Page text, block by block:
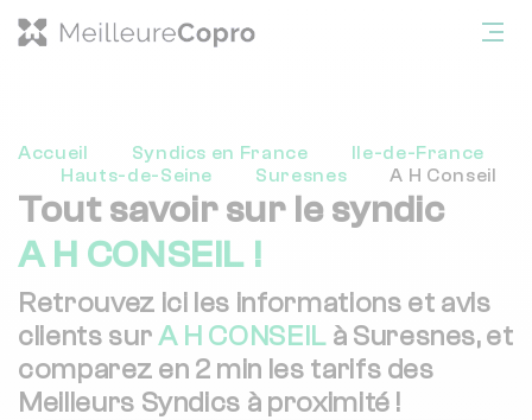
Accueil Syndics en France
Ile-de-France
Hauts-de-Seine
Suresnes A H Conseil
Tout savoir sur le syndic
A H CONSEIL !
Retrouvez ici les informations et avis
clients surA H CONSEILà Suresnes, et
comparez en 2 min les tarifs des
Meilleurs Syndics à proximité !